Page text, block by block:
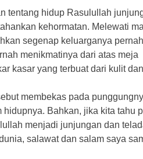
tentang hidup Rasulullah
kehormatan. Melewati
segenap keluarganya pernah
menikmatinya dari atas
kasar yang terbuat dari kulit
membekas pada punggung
Bahkan, jika kita tahu
menjadi junjungan dan
salawat dan salam saya